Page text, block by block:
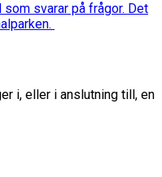
svarar på frågor. Det
i, eller i anslutning till, en